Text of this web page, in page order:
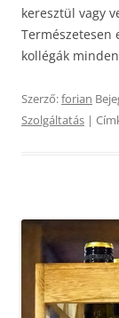
keresztül vagy
Természetesen
kollégák
Szerző:forian
Szolgáltatás |